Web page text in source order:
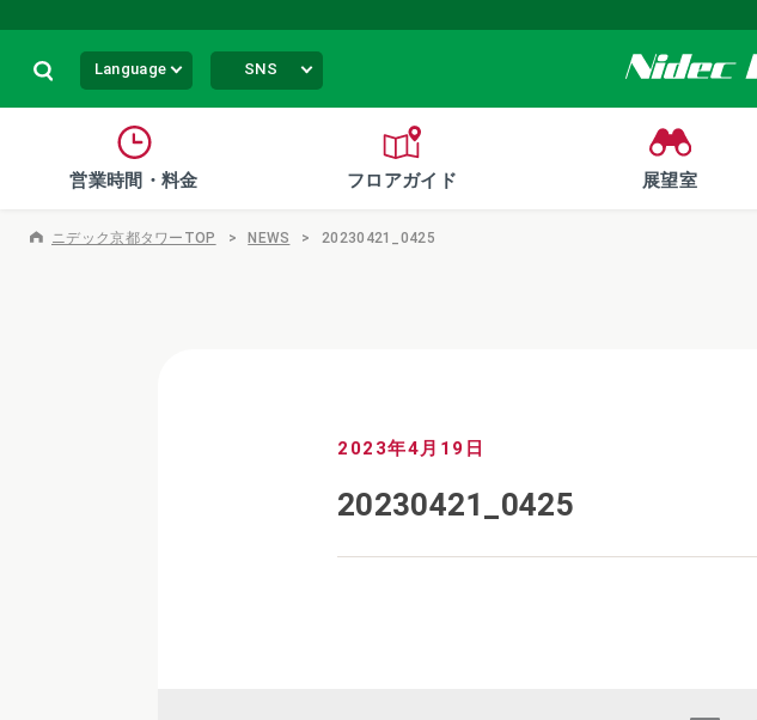
Language SNS
営業時間・料金 フロアガイド 展望室
ニデック京都タワーTOP NEWS 20230421_0425
2023年4月19日
20230421_0425